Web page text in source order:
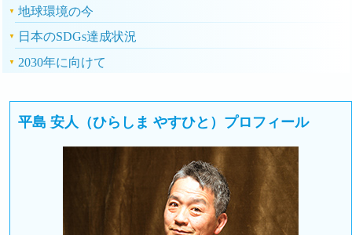
地球環境の今
日本のSDGs達成状況
2030年に向けて
平島 安人（ひらしま やすひと）プロフィール